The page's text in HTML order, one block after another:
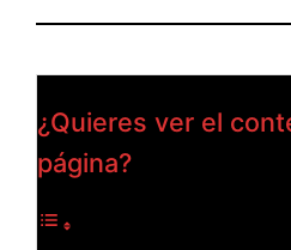
¿Quieres ver el
página?